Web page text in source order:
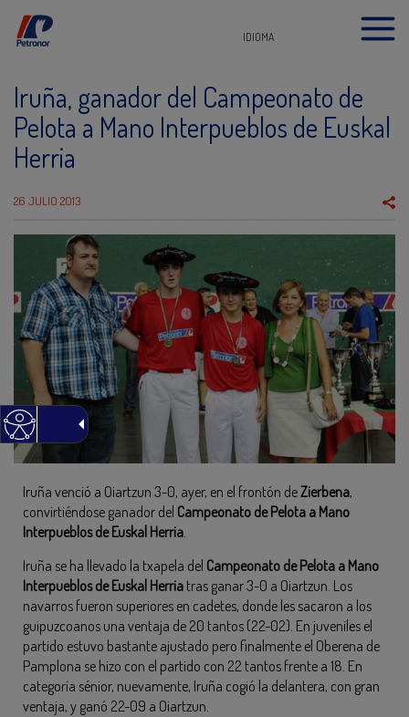
IDIOMA
Iruña, ganador del Campeonato de
Pelota a Mano Interpueblos de Euskal
Herria
26 JULIO 2013
Iruña venció a Oiartzun 3-0, ayer, en el frontón deZierbena,
convirtiéndose ganador del Campeonato de Pelota a Mano
Interpueblos de Euskal Herria.
Iruña se ha llevado la txapela del Campeonato de Pelota a Mano
Interpueblos de Euskal Herria tras ganar 3-0 a Oiartzun. Los
navarros fueron superiores en cadetes, donde les sacaron a los
guipuzcoanos una ventaja de 20 tantos (22-02). En juveniles el
partido estuvo bastante ajustado pero finalmente el Oberena de
Pamplona se hizo con el partido con 22 tantos frente a 18. En
categoría sénior, nuevamente, Iruña cogió la delantera, con gran
ventaja, y ganó 22-09 a Oiartzun.